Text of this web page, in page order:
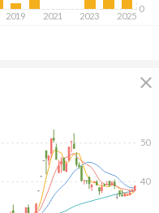
2019 2021 2023 2025
0
close
40
50